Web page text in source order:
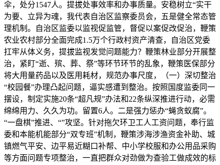
伞，处分1547人。提拔处事效率和办事质量。安稳树立“实干
为要、立异为魂，我代表自治区监察委员会，五是健全常态管
理机制。自治区监委以监视促监管，督促以案促改促治，鞭策
农业农村部分全面完成1.5万个行政村资产清查，自治区党委
扛牢从体义务，提拔监视发觉问题能力？鞭策林业部分开展整
治，紧盯“逝、殡、葬、祭”等环节环节的乱象，鞭策医保部分
将大用量药品以及医用耗材，规范办事尺度，（一）深切整治
“校园餐”办理凸起问题，逼实感遭到整治。按照国度监委同一
摆设，制定实施20条“超凡规”办法和22条纵深推进行动，必需
绵绵用力、久久为功。留置6人。二是强力惩办“蝇贪蚁腐”。
“一盘棋”推进、“”攻坚。针对拖欠环卫工人工资问题，奉行监
委和本能机能部分“双专班”机制，鞭策涉海涉渔资金补助、城
镇燃气平安、边平易近糊口补帮、中小学校服和办公用品采购
等方面问题专项整治，一直把群众对劲做为查验工做成效的标